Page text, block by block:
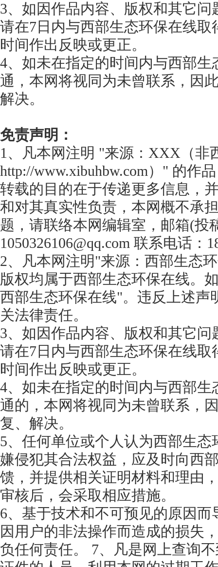
3、如因作品内容、版权和其它
请在7日内与西部生态环保在线
时间作出反映或更正。
4、如未在指定的时间内与西部
通，本网将视同为未曾联系，因
解决。
免责声明：
1、凡本网注明 "来源：XXX（非
http://www.xibuhbw.com）" 的作
转载的目的在于传递更多信息，
和对其真实性负责，本网概不承
题，请联络本网编辑室，邮箱(投
1050326106@qq.com 联系电话：
2、凡本网注明"来源：西部生态
版权均属于西部生态环保在线。
西部生态环保在线"。违反上述声
关法律责任。
3、如因作品内容、版权和其它
请在7日内与西部生态环保在线
时间作出反映或更正。
4、如未在指定的时间内与西部
通的，本网将视同为未曾联系，
复、解决。
5、任何单位或个人认为西部生
嫌侵犯其合法权益，应及时向西
馈，并提供相关证明材料和理由
审核后，会采取相应措施。
6、基于技术和不可预见的原因
因用户的非法操作而造成的损失
负任何责任。 7、凡是网上查询